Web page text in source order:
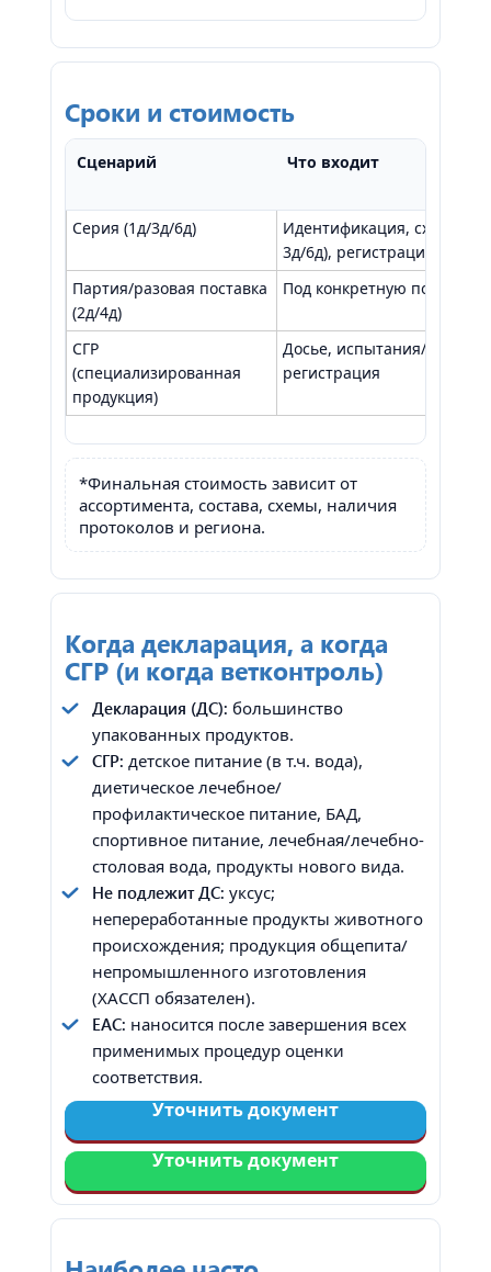
Сроки и стоимость
Сценарий Что входит
Серия (1д/3д/6д)
Идентификация, схема,
3д/6д), регистрация ДС
Партия/разовая поставка
(2д/4д)
Под конкретную поставку,
СГР
(специализированная
продукция)
Досье, испытания/
регистрация
*Финальная стоимость зависит от
ассортимента, состава, схемы, наличия
протоколов и региона.
Когда декларация, а когда
СГР (и когда ветконтроль)
Декларация (ДС): большинство
упакованных продуктов.
СГР: детское питание (в т.ч. вода),
диетическое лечебное/
профилактическое питание, БАД,
спортивное питание, лечебная/лечебно-
столовая вода, продукты нового вида.
Не подлежит ДС: уксус;
непереработанные продукты животного
происхождения; продукция общепита/
непромышленного изготовления
(ХАССП обязателен).
EAC: наносится после завершения всех
применимых процедур оценки
соответствия.
Уточнить документ
Уточнить документ